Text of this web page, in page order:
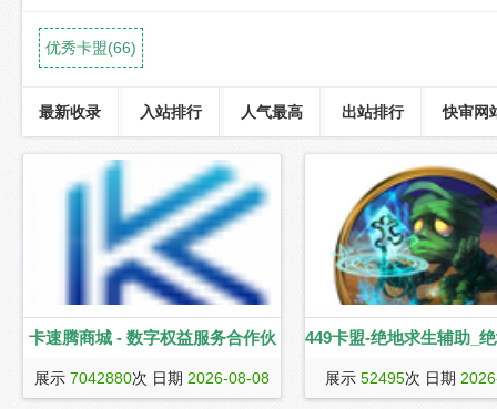
优秀卡盟(66)
最新收录 入站排行 人气最高 出站排行 快审网
卡速腾商城 - 数字权益服务合作伙
伴
卡速腾网络是面向虚拟数字产品行业的
展示 7042880次 日期 2026-08-08
449卡盟-绝地求生辅助_
盟_永劫无间辅助_永劫
449卡盟（www.449km.com
展示 52495次 日期